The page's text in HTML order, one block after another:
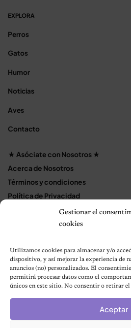
Gestionar el
cookies
Utilizamos cookies para almacenar y/o
dispositivo, y así mejorar la experiencia de
anuncios (no) personalizados. El
permitirá procesar datos como el
únicos en este sitio. No consentir o retirar
Aceptar
EXPLORA
Perros
Gatos
Humor
Noticias
Aves
Contacto
★ Asóciate con Nosotros ★
Acerca de Nosotros
Términos y condiciones
Política de Privacidad
Política de cookies (UE)
Terms and Conditions
© 2026 Notas de
Política de